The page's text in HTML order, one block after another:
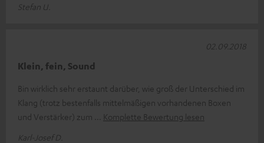
Stefan U.
Klein, fein, Sound
Bin wirklich sehr erstaunt darüber, wie groß der Unterschied im
Klang (trotz bestenfalls mittelmäßigen vorhandenen Boxen
und Verstärker) zum
Komplette Bewertung lesen
Karl-Josef D.
02.09.2018